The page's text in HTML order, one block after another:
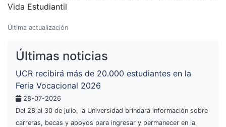
Vida Estudiantil
Última actualización
Últimas noticias
UCR recibirá más de 20.000 estudiantes en la
Feria Vocacional 2026
28-07-2026
Del 28 al 30 de julio, la Universidad brindará información sobre
carreras, becas y apoyos para ingresar y permanecer en la